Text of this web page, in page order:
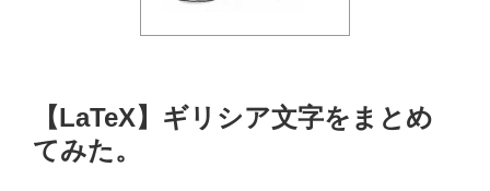
【LaTeX】ギリシア文字をまとめ
てみた。